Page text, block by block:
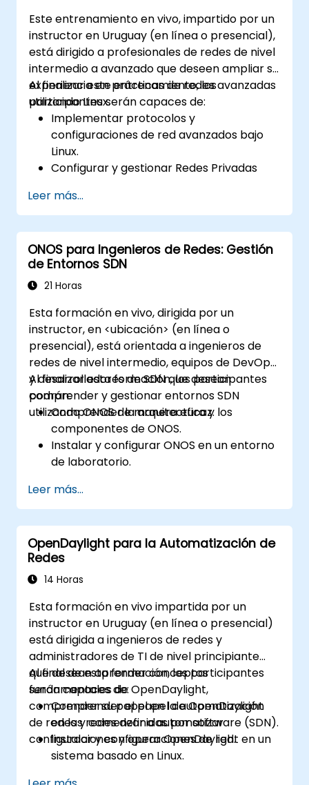
entornos de bases de datos.
Automatizar las configuraciones de red
para la gestión de bases de datos
utilizando Python y Ansible.
Este entrenamiento en vivo, impartido por un
instructor en Uruguay (en línea o presencial),
está dirigido a profesionales de redes de nivel
intermedio a avanzado que deseen ampliar su
experiencia en prácticas de redes avanzadas
utilizando Linux.
Al finalizar este entrenamiento, los
participantes serán capaces de:
Implementar protocolos y
configuraciones de red avanzados bajo
Linux.
Configurar y gestionar Redes Privadas
Instalar y asegurar firewalls para una
configuración robusta de seguridad de
red.
Monitorizar y solucionar problemas de
rendimiento de la red.
Leer más...
ONOS para Ingenieros de Redes: Gestión
de Entornos SDN
21 Horas
Esta formación en vivo, dirigida por un
instructor, en <ubicación> (en línea o
presencial), está orientada a ingenieros de
redes de nivel intermedio, equipos de DevOps
y desarrolladores de SDN que desean
comprender y gestionar entornos SDN
utilizando ONOS de manera eficaz.
Al finalizar esta formación, los participantes
podrán:
Comprender la arquitectura y los
componentes de ONOS.
Instalar y configurar ONOS en un entorno
de laboratorio.
gestionar entornos SDN.
Desplegar, gestionar y solucionar
problemas de redes SDN utilizando ONOS.
Leer más...
OpenDaylight para la Automatización de
Redes
14 Horas
Esta formación en vivo impartida por un
instructor en Uruguay (en línea o presencial)
está dirigida a ingenieros de redes y
administradores de TI de nivel principiante
que desean aprender conceptos
fundamentales de OpenDaylight,
comprender su papel en la automatización
de redes y comenzar a automatizar
configuraciones y operaciones de red.
Al final de esta formación, los participantes
serán capaces de:
Comprender el papel de OpenDaylight
en las redes definidas por software (SDN).
Instalar y configurar OpenDaylight en un
sistema basado en Linux.